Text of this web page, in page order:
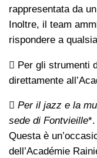
rappresentata da
Inoltre, il team
rispondere a
 Per gli strumenti
direttamente
 Per il jazz e la
sede di Fontvieille*.
Questa è
dell’Académie